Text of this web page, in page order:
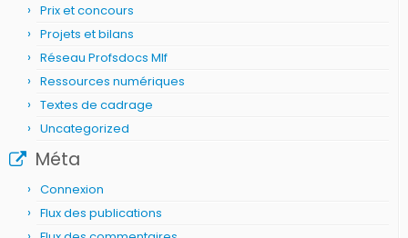
Prix et concours
Projets et bilans
Réseau Profsdocs Mlf
Ressources numériques
Textes de cadrage
Uncategorized
Méta
Connexion
Flux des publications